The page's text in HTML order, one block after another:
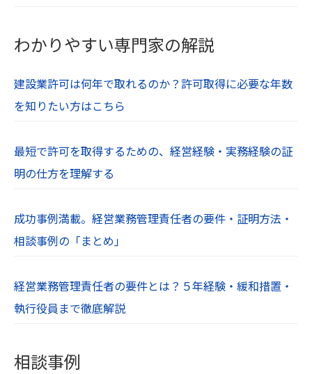
当社Webサイト内の文章や画像、すべてのコンテ
ンツは著作権・肖像権等により保護されていま
わかりやすい専門家の解説
建設業許可は何年で取れるのか？許可取得に必要な年数
を知りたい方はこちら
最短で許可を取得するための、経営経験・実務経験の証
明の仕方を理解する
成功事例満載。経営業務管理責任者の要件・証明方法・
相談事例の「まとめ」
経営業務管理責任者の要件とは？５年経験・緩和措置・
執行役員まで徹底解説
相談事例